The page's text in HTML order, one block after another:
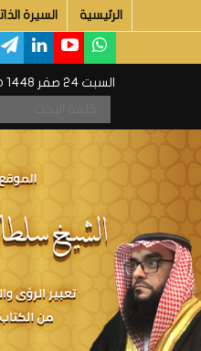
الرئيسية السيرة
السبت 24 صفر 1448 هـ - 8 أغسطس 2026 م